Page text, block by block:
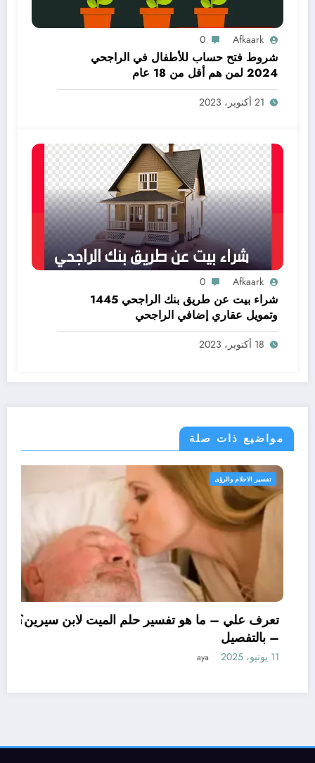
Afkaark
0
شروط فتح حساب للأطفال في الراجحي
2024 لمن هم أقل من 18 عام
21 أكتوبر، 2023
Afkaark
0
شراء بيت عن طريق بنك الراجحي 1445
وتمويل عقاري إضافي الراجحي
18 أكتوبر، 2023
مواضيع ذات صلة
تفسير الاحلام والرؤى
تعرف علي – ما هو تأويل ابن سيرين لتفسير حلم